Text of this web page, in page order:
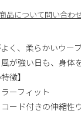
品について問い合わ
く、柔らかいウー
が強い日も、身体
徴】
ーフィット
ード付きの伸縮性